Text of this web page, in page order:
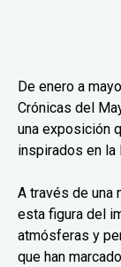
De enero a
Crónicas del
una exposición
inspirados en la
A través de una
esta figura del
atmósferas y
que han